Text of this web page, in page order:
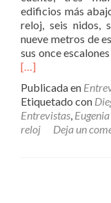
edificios más
reloj, seis nidos,
nueve metros de
sus once
[…]
Publicada en
Etiquetado con
Entrevistas,
reloj
Deja un